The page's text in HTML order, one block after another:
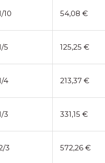
10 54,08 €
5 125,25 €
4 213,37 €
3 331,15 €
3 572,26 €